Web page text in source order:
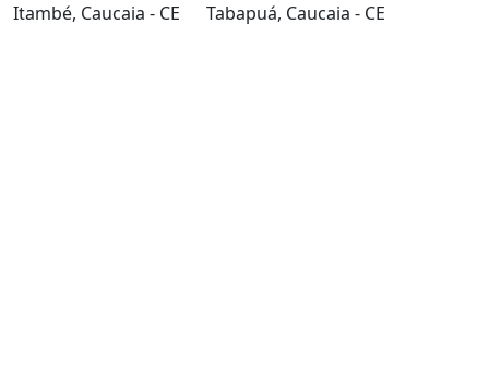
Itambé, Caucaia - CE
Tabapuá, Caucaia - CE